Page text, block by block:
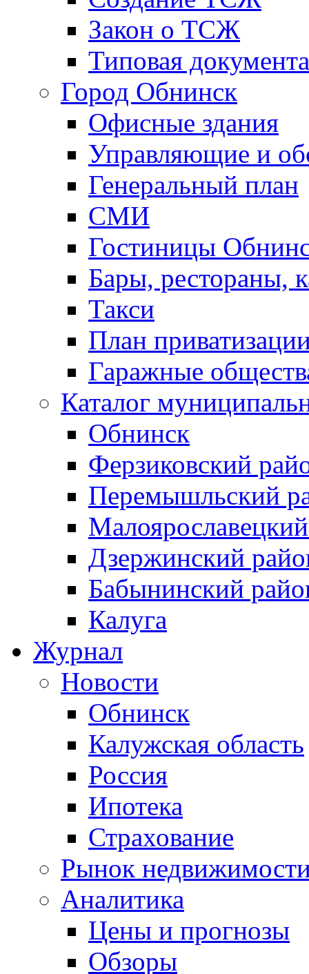
Закон о ТСЖ
Типовая
Город Обнинск
Офисные здания
Управляющие и
Генеральный план
СМИ
Гостиницы
Бары, рестораны,
Такси
План
Гаражные
Каталог
Обнинск
Ферзиковский
Перемышльский
Дзержинский
Бабынинский
Калуга
Журнал
Новости
Обнинск
Калужская область
Россия
Ипотека
Страхование
Рынок
Аналитика
Цены и прогнозы
Обзоры